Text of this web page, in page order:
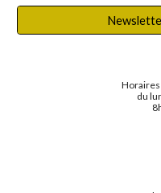
du